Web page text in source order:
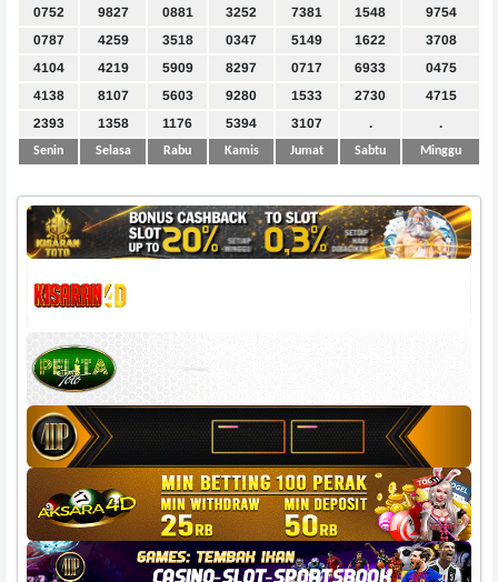
0752
9827 0881 3252 7381 1548
9754
0787
4259 3518 0347 5149 1622
3708
4104
4219 5909 8297 0717 6933
0475
4138
8107 5603 9280 1533 2730
4715
2393
1358 1176 5394 3107 . .
Senin Selasa Rabu Kamis Jumat Sabtu Minggu